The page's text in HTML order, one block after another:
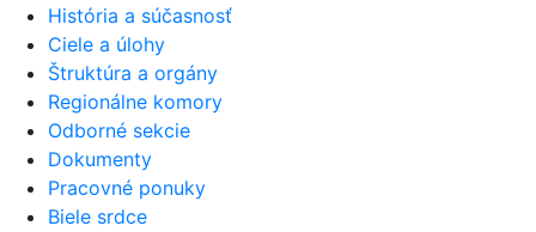
História a súčasnosť
Ciele a úlohy
Štruktúra a orgány
Regionálne komory
Odborné sekcie
Dokumenty
Pracovné ponuky
Biele srdce